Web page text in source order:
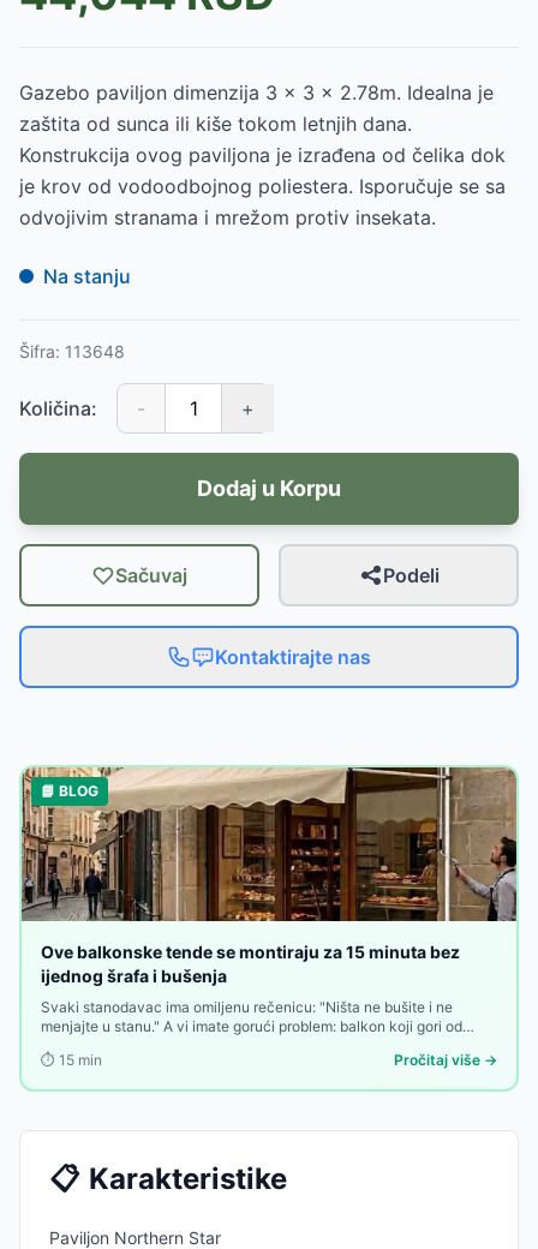
Gazebo paviljon dimenzija 3 x 3 x 2.78m. Idealna je
zaštita od sunca ili kiše tokom letnjih dana.
Konstrukcija ovog paviljona je izrađena od čelika dok
je krov od vodoodbojnog poliestera. Isporučuje se sa
odvojivim stranama i mrežom protiv insekata.
Na stanju
Šifra: 113648
Količina: - +
Dodaj u Korpu
Sačuvaj Podeli
Kontaktirajte nas
📘 BLOG
Ove balkonske tende se montiraju za 15 minuta bez
ijednog šrafa i bušenja
Svaki stanodavac ima omiljenu rečenicu: "Ništa ne bušite i ne
menjajte u stanu." A vi imate gorući problem: balkon koji gori od
privatnosti, bez zaštite. Rešenje postoji — ali ako ga traži bušenje
⏱️ 15 min Pročitaj više →
📋 Karakteristike
Paviljon Northern Star